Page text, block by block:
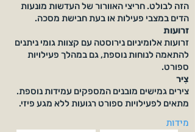
הזה לבולט. חריצי האוורור של העדשות מונעות
הדים במצבי פעילות או בעת חבישת מסכה.
זרועות
זרועות אלומיניום נירוסטה עם קצוות גומי ניתנים
להתאמה לנוחות נוספת, גם במהלך פעילויות
ספורט.
צִיר
צירים גמישים מובנים המספקים עמידות נוספת.
מתאים לפעילויות ספורט רגועות ללא מגע פיזי.
מידות